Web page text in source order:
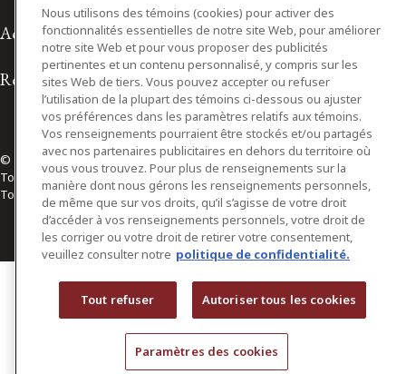
Accessibilité
Relations avec les médias
© 2026 Osler, Hoskin & Harcourt S.E.N.C.R.L./s.r.l.
Tous droits réservés
Toronto | Montréal | Calgary | Vancouver | Ottawa | New York
Nous utilisons des témoins (cookies) pour activer des
fonctionnalités essentielles de notre site Web, pour améliorer
notre site Web et pour vous proposer des publicités
pertinentes et un contenu personnalisé, y compris sur les
sites Web de tiers. Vous pouvez accepter ou refuser
l’utilisation de la plupart des témoins ci-dessous ou ajuster
vos préférences dans les paramètres relatifs aux témoins.
Vos renseignements pourraient être stockés et/ou partagés
avec nos partenaires publicitaires en dehors du territoire où
vous vous trouvez. Pour plus de renseignements sur la
manière dont nous gérons les renseignements personnels,
de même que sur vos droits, qu’il s’agisse de votre droit
d’accéder à vos renseignements personnels, votre droit de
les corriger ou votre droit de retirer votre consentement,
veuillez consulter notre politique de confidentialité.
Tout refuser Autoriser tous les cookies
Paramètres des cookies